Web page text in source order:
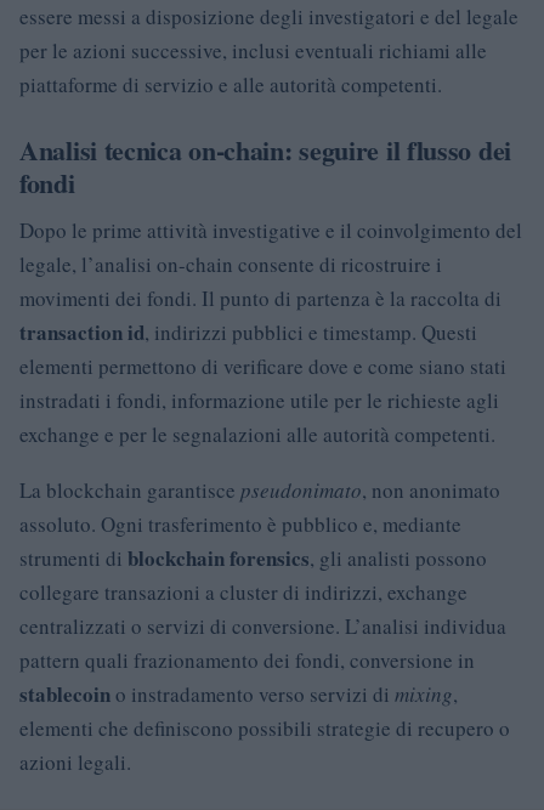
essere messi a disposizione degli investigatori e del legale
per le azioni successive, inclusi eventuali richiami alle
piattaforme di servizio e alle autorità competenti.
Analisi tecnica on-chain: seguire il flusso dei
fondi
Dopo le prime attività investigative e il coinvolgimento del
legale, l’analisi on-chain consente di ricostruire i
movimenti dei fondi. Il punto di partenza è la raccolta di
transaction id, indirizzi pubblici e timestamp. Questi
elementi permettono di verificare dove e come siano stati
instradati i fondi, informazione utile per le richieste agli
exchange e per le segnalazioni alle autorità competenti.
La blockchain garantisce pseudonimato, non anonimato
assoluto. Ogni trasferimento è pubblico e, mediante
strumenti di blockchain forensics, gli analisti possono
collegare transazioni a cluster di indirizzi, exchange
centralizzati o servizi di conversione. L’analisi individua
pattern quali frazionamento dei fondi, conversione in
stablecoino instradamento verso servizi di mixing,
elementi che definiscono possibili strategie di recupero o
azioni legali.